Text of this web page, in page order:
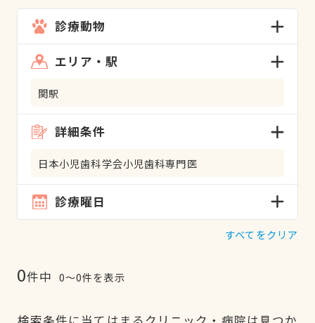
診療動物
エリア・駅
関駅
詳細条件
日本小児歯科学会小児歯科専門医
診療曜日
すべてをクリア
0件中 0〜0件を表示